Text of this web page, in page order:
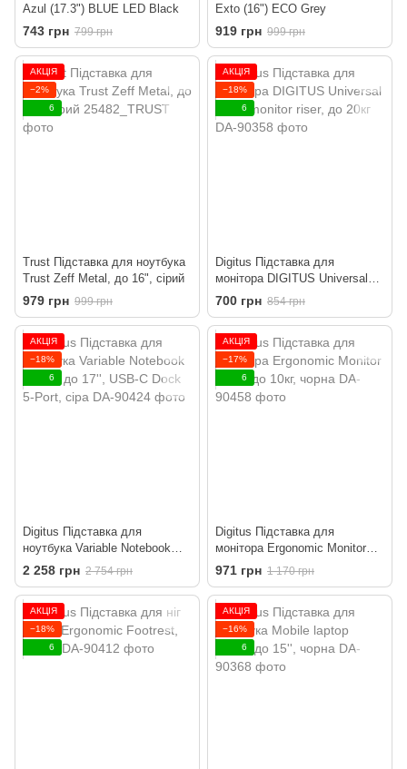
Azul (17.3") BLUE LED Black
743 грн 799 грн
Exto (16") ECO Grey
919 грн 999 грн
АКЦІЯ
−2%
6
Trust Підставка для ноутбука
Trust Zeff Metal, до 16", сірий
979 грн 999 грн
АКЦІЯ
−18%
6
Digitus Підставка для
монітора DIGITUS Universal
glass monitor riser, до 20кг
700 грн 854 грн
АКЦІЯ
−18%
6
Digitus Підставка для
ноутбука Variable Notebook
Stand, до 17'', USB-C Dock 5-
Port, сіра
2 258 грн 2 754 грн
АКЦІЯ
−17%
6
Digitus Підставка для
монітора Ergonomic Monitor
Riser, до 10кг, чорна
971 грн 1 170 грн
АКЦІЯ
−18%
6
АКЦІЯ
−16%
6